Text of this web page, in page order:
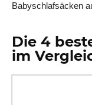
Babyschlafsäcken
Die 4
im